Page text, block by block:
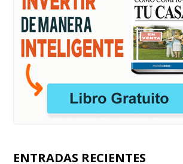
ENTRADAS RECIENTES